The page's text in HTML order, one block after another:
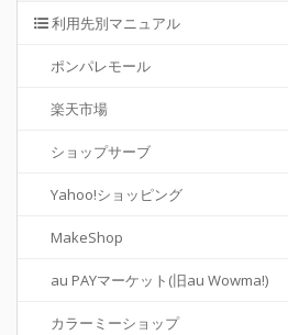
利用先別マニュアル
ポンパレモール
楽天市場
ショップサーブ
Yahoo!ショッピング
MakeShop
au PAYマーケット(旧au Wowma!)
カラーミーショップ